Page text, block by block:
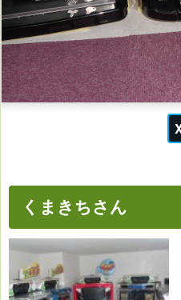
くまきちさん